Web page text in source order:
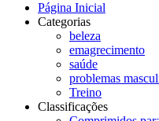
Página Inicial
Categorias
beleza
emagrecimento
saúde
problemas
Treino
Classificações